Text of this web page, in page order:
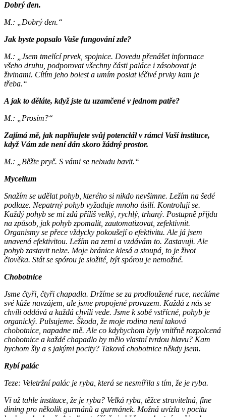
Dobrý den.
M.: „Dobrý den.“
Jak byste popsalo Vaše fungování zde?
M.: „Jsem tmelící prvek, spojnice. Dovedu přenášet informace
všeho druhu, podporovat všechny části paláce i zásobovat je
živinami. Cítím jeho bolest a umím poslat léčivé prvky kam je
třeba.“
A jak to děláte, když jste tu uzamčené v jednom patře?
M.: „Prosím?“
Zajímá mě, jak naplňujete svůj potenciál v rámci Vaší instituce,
když Vám zde není dán skoro žádný prostor.
M.: „Běžte pryč. S vámi se nebudu bavit.“
Mycelium
Snažím se udělat pohyb, kterého si nikdo nevšimne. Ležím na šedé
podlaze. Nepatrný pohyb vyžaduje mnoho úsilí. Kontroluji se.
Každý pohyb se mi zdá příliš velký, rychlý, trhaný. Postupně přijdu
na způsob, jak pohyb zpomalit, zautomatizovat, zefektivnit.
Organismy se přece vždycky pokoušejí o efektivitu. Ale já jsem
unavená efektivitou. Ležím na zemi a vzdávám to. Zastavuji. Ale
pohyb zastavit nelze. Moje bránice klesá a stoupá, to je život
člověka. Stát se spórou je složité, být spórou je nemožné.
Chobotnice
Jsme čtyři, čtyři chapadla. Držíme se za prodloužené ruce, necítíme
své kůže navzájem, ale jsme propojené provazem. Každá z nás se
chvíli oddává a každá chvíli vede. Jsme k sobě vstřícné, pohyb je
organický. Pulsujeme. Škoda, že moje rodina není taková
chobotnice, napadne mě. Ale co kdybychom byly vnitřně rozpolcená
chobotnice a každé chapadlo by mělo vlastní tvrdou hlavu? Kam
bychom šly a s jakými pocity? Taková chobotnice někdy jsem.
Rybí palác
Teze: Veletržní palác je ryba, která se nesmířila s tím, že je ryba.
Ví už tahle instituce, že je ryba? Velká ryba, těžce stravitelná, fine
dining pro několik gurmánů a gurmánek. Možná uvízla v pocitu